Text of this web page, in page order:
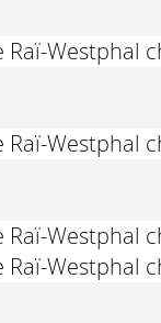
Raï-Westphal
Raï-Westphal
Raï-Westphal
Raï-Westphal